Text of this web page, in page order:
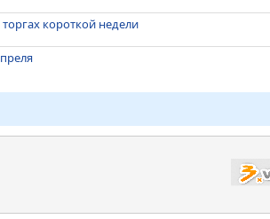
короткой недели